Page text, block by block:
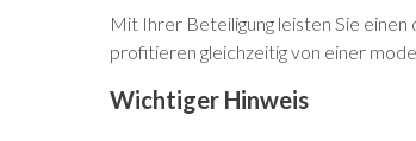
Mit Ihrer Beteiligung leisten Sie
profitieren gleichzeitig von einer
Wichtiger Hinweis